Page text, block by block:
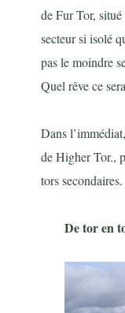
de Fur Tor,
secteur si isolé
pas le moindre
Quel rêve ce
Dans
de Higher Tor.,
tors secondaires.
De tor en